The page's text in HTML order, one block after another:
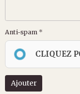
Anti-spam
CLIQUEZ
Ajouter